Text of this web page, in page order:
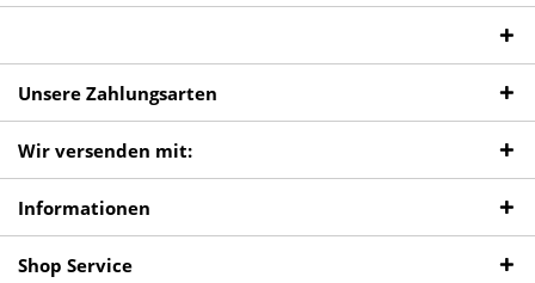
Unsere Zahlungsarten
Wir versenden mit:
Informationen
Shop Service